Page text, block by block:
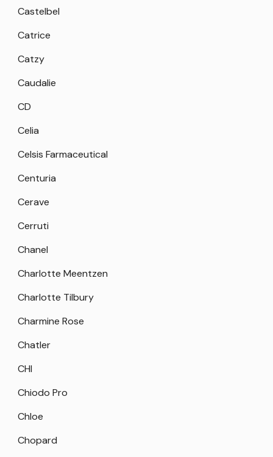
Castelbel
Catrice
Catzy
Caudalie
CD
Celia
Celsis Farmaceutical
Centuria
Cerave
Cerruti
Chanel
Charlotte Meentzen
Charlotte Tilbury
Charmine Rose
Chatler
CHI
Chiodo Pro
Chloe
Chopard